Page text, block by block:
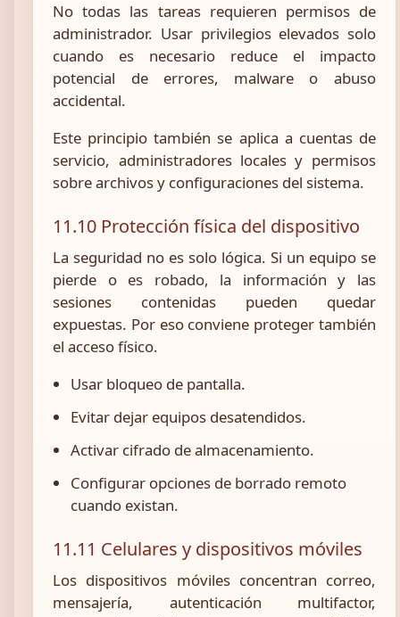
No todas las tareas requieren permisos de
administrador. Usar privilegios elevados solo
cuando es necesario reduce el impacto
potencial de errores, malware o abuso
accidental.
Este principio también se aplica a cuentas de
servicio, administradores locales y permisos
sobre archivos y configuraciones del sistema.
11.10 Protección física del dispositivo
La seguridad no es solo lógica. Si un equipo se
pierde o es robado, la información y las
sesiones contenidas pueden quedar
expuestas. Por eso conviene proteger también
el acceso físico.
Usar bloqueo de pantalla.
Evitar dejar equipos desatendidos.
Activar cifrado de almacenamiento.
Configurar opciones de borrado remoto
cuando existan.
11.11 Celulares y dispositivos móviles
Los dispositivos móviles concentran correo,
mensajería, autenticación multifactor,